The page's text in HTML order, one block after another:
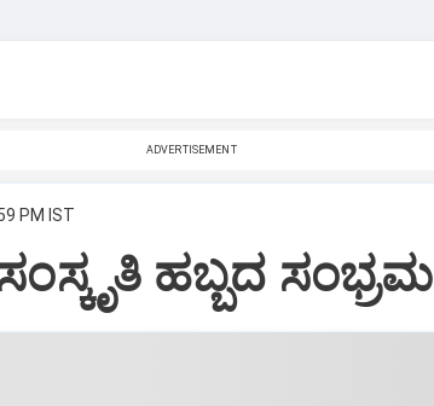
ADVERTISEMENT
PM IST
ಹಬ್ಬದ ಸಂಭ್ರಮ